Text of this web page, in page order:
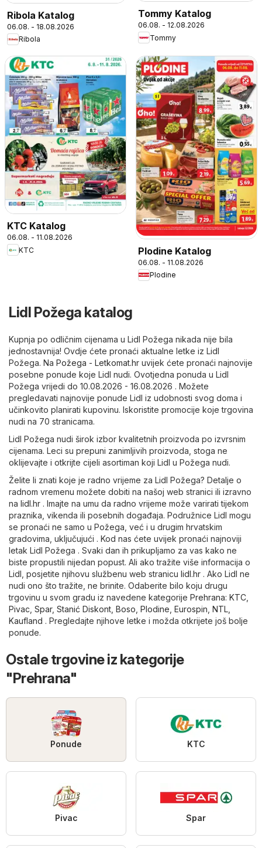
Ribola Katalog
06.08. - 18.08.2026
Ribola
Tommy Katalog
06.08. - 12.08.2026
Tommy
KTC Katalog
06.08. - 11.08.2026
KTC
Plodine Katalog
06.08. - 11.08.2026
Plodine
Lidl Požega katalog
Kupnja po odličnim cijenama u Lidl Požega nikada nije bila
jednostavnija! Ovdje ćete pronaći aktualne letke iz Lidl
Požega. Na Požega - Letkomat.hr uvijek ćete pronaći najnovije
posebne ponude koje Lidl nudi. Ovotjedna ponuda u Lidl
Požega vrijedi do 10.08.2026 - 16.08.2026 . Možete
pregledavati najnovije ponude Lidl iz udobnosti svog doma i
učinkovito planirati kupovinu. Iskoristite promocije koje trgovina
nudi na 70 stranicama.
Lidl Požega nudi širok izbor kvalitetnih proizvoda po izvrsnim
cijenama. Leci su prepuni zanimljivih proizvoda, stoga ne
oklijevajte i otkrijte cijeli asortiman koji Lidl u Požega nudi.
Želite li znati koje je radno vrijeme za Lidl Požega? Detalje o
radnom vremenu možete dobiti na našoj web stranici ili izravno
na lidl.hr . Imajte na umu da radno vrijeme može varirati tijekom
praznika, vikenda ili posebnih događaja. Podružnice Lidl mogu
se pronaći ne samo u Požega, već i u drugim hrvatskim
gradovima, uključujući . Kod nas ćete uvijek pronaći najnoviji
letak Lidl Požega . Svaki dan ih prikupljamo za vas kako ne
biste propustili nijedan popust. Ali ako tražite više informacija o
Lidl, posjetite njihovu službenu web stranicu lidl.hr . Ako Lidl ne
nudi ono što tražite, ne brinite. Odaberite bilo koju drugu
trgovinu u svom gradu iz navedene kategorije Prehrana: KTC
Pivac Spar, Stanić Diskont Boso Plodine Eurospin NTL
Kaufland . Pregledajte njihove letke i možda otkrijete još bolje
ponude.
Ostale trgovine iz kategorije
"Prehrana"
Ponude KTC
Pivac Spar